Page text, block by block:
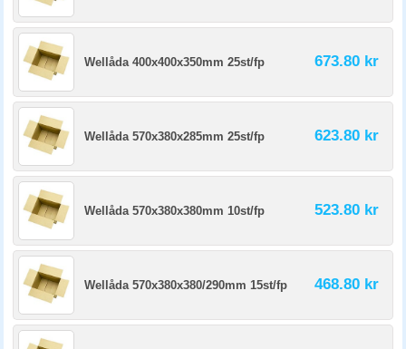
Wellåda 400x400x350mm 25st/fp 673.80 kr
Wellåda 570x380x285mm 25st/fp 623.80 kr
Wellåda 570x380x380mm 10st/fp 523.80 kr
Wellåda 570x380x380/290mm 15st/fp 468.80 kr